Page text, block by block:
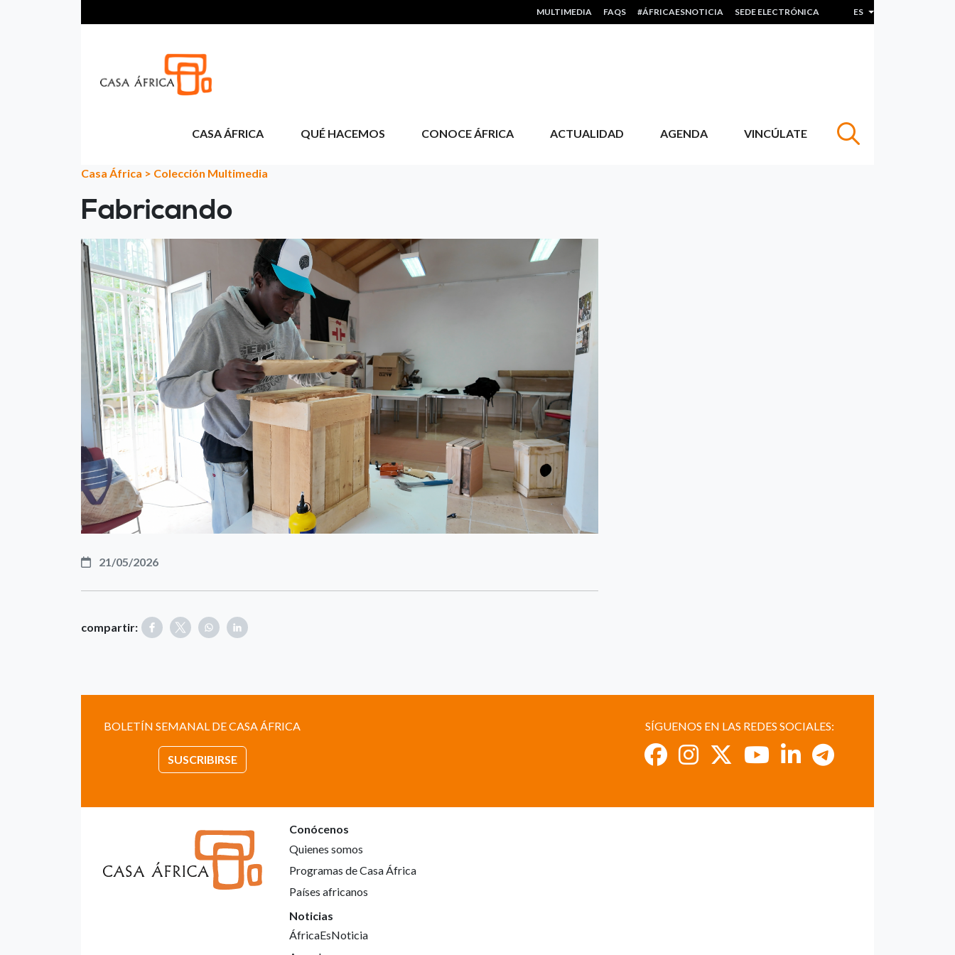
HEADER MENU
MULTIMEDIA FAQS #ÁFRICAESNOTICIA SEDE ELECTRÓNICA ES Lista adicional de
CASA ÁFRICA QUÉ HACEMOS CONOCE ÁFRICA ACTUALIDAD AGENDA VINCÚLATE
Casa África > Colección Multimedia
Fabricando
21/05/2026
compartir:
BOLETÍN SEMANAL DE CASA ÁFRICA
SUSCRIBIRSE
SÍGUENOS EN LAS REDES SOCIALES:
Conócenos
Quienes somos
Programas de Casa África
Países africanos
Noticias
ÁfricaEsNoticia